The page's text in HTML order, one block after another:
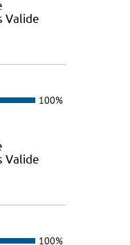
Valide
100%
Valide
100%